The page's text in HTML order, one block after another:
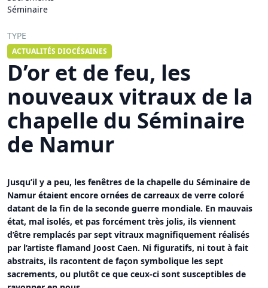
Séminaire
TYPE
ACTUALITÉS DIOCÉSAINES
D’or et de feu, les
nouveaux vitraux de la
chapelle du Séminaire
de Namur
Jusqu’il y a peu, les fenêtres de la chapelle du Séminaire de
Namur étaient encore ornées de carreaux de verre coloré
datant de la fin de la seconde guerre mondiale. En mauvais
état, mal isolés, et pas forcément très jolis, ils viennent
d’être remplacés par sept vitraux magnifiquement réalisés
par l’artiste flamand Joost Caen. Ni figuratifs, ni tout à fait
abstraits, ils racontent de façon symbolique les sept
sacrements, ou plutôt ce que ceux-ci sont susceptibles de